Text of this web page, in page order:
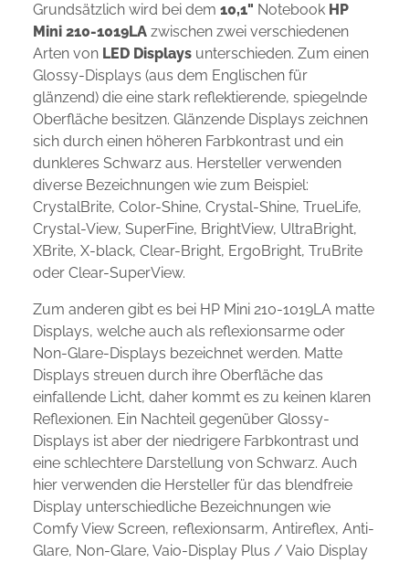
Grundsätzlich wird bei dem 10,1" Notebook HP
Mini 210-1019LA zwischen zwei verschiedenen
Arten von LED Displays unterschieden. Zum einen
Glossy-Displays (aus dem Englischen für
glänzend) die eine stark reflektierende, spiegelnde
Oberfläche besitzen. Glänzende Displays zeichnen
sich durch einen höheren Farbkontrast und ein
dunkleres Schwarz aus. Hersteller verwenden
diverse Bezeichnungen wie zum Beispiel:
CrystalBrite, Color-Shine, Crystal-Shine, TrueLife,
Crystal-View, SuperFine, BrightView, UltraBright,
XBrite, X-black, Clear-Bright, ErgoBright, TruBrite
oder Clear-SuperView.
Zum anderen gibt es bei HP Mini 210-1019LA matte
Displays, welche auch als reflexionsarme oder
Non-Glare-Displays bezeichnet werden. Matte
Displays streuen durch ihre Oberfläche das
einfallende Licht, daher kommt es zu keinen klaren
Reflexionen. Ein Nachteil gegenüber Glossy-
Displays ist aber der niedrigere Farbkontrast und
eine schlechtere Darstellung von Schwarz. Auch
hier verwenden die Hersteller für das blendfreie
Display unterschiedliche Bezeichnungen wie
Comfy View Screen, reflexionsarm, Antireflex, Anti-
Glare, Non-Glare, Vaio-Display Plus / Vaio Display